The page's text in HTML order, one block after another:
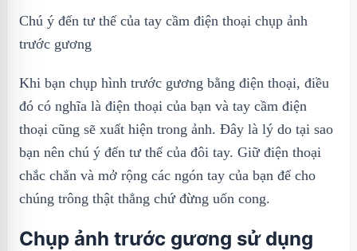
Chú ý đến tư thế của tay cầm điện thoại chụp ảnh
trước gương
Khi bạn chụp hình trước gương bằng điện thoại, điều
đó có nghĩa là điện thoại của bạn và tay cầm điện
thoại cũng sẽ xuất hiện trong ảnh. Đây là lý do tại sao
bạn nên chú ý đến tư thế của đôi tay. Giữ điện thoại
chắc chắn và mở rộng các ngón tay của bạn để cho
chúng trông thật thẳng chứ đừng uốn cong.
Chụp ảnh trước gương sử dụng